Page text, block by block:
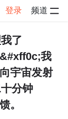
登录 频道
了
我
宇宙发射
分钟
。